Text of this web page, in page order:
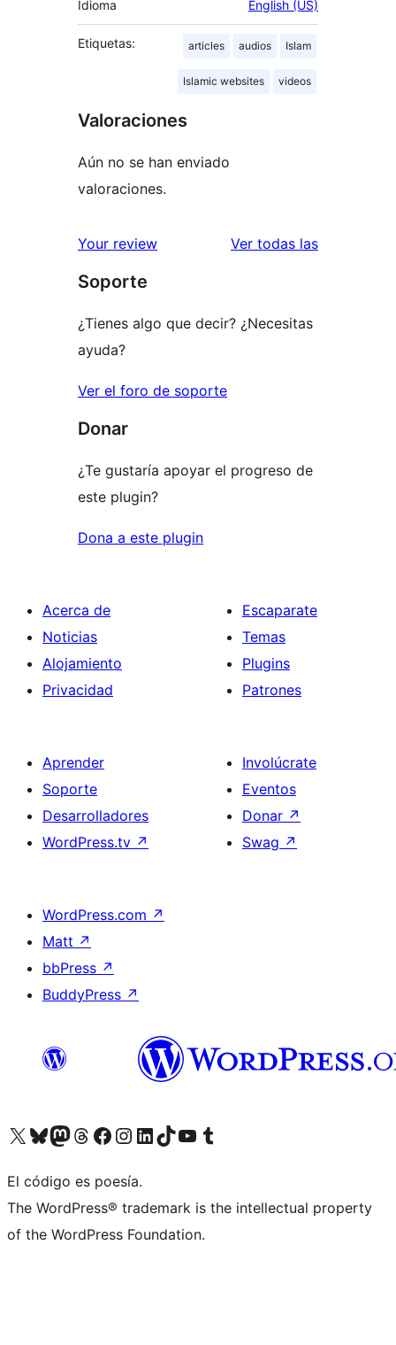
Idioma English (US)
Etiquetas: articles audios Islam
Islamic websites videos
Valoraciones
Aún no se han enviado
valoraciones.
Your review Ver todas las
Soporte
¿Tienes algo que decir? ¿Necesitas
ayuda?
Ver el foro de soporte
Donar
¿Te gustaría apoyar el progreso de
este plugin?
Dona a este plugin
Acerca de
Noticias
Alojamiento
Privacidad
Escaparate
Temas
Plugins
Patrones
Aprender
Soporte
Desarrolladores
WordPress.tv ↗
Involúcrate
Eventos
Donar ↗
Swag ↗
WordPress.com ↗
Matt ↗
bbPress ↗
BuddyPress ↗
Visita nuestra cuenta de X (anteriormente Twitter)
Visita nuestra cuenta de Bluesky
Visita nuestra cuenta de Mastodon
Visita nuestra cuenta de Threads
Visita nuestra página de Facebook
Visita nuestra cuenta de Instagram
Visita nuestra cuenta de LinkedIn
Visita nuestra cuenta de TikTok
Visita nuestro canal de YouTube
Visita nuestra cuenta de Tumblr
El código es poesía.
The WordPress® trademark is the intellectual property
of the WordPress Foundation.